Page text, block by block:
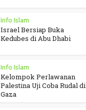
Info Islam
Israel Bersiap Buka
Kedubes di Abu Dhabi
Info Islam
Kelompok Perlawanan
Palestina Uji Coba Rudal di
Gaza